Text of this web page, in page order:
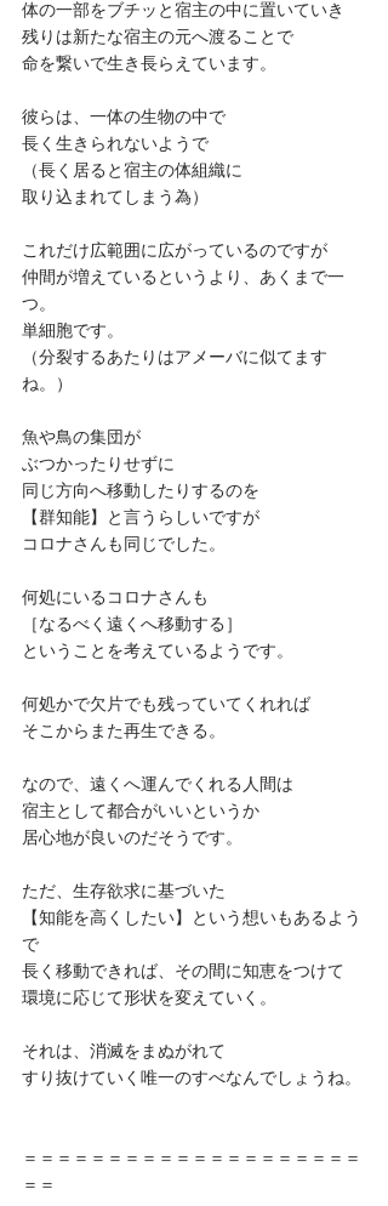
体の一部をブチッと宿主の中に置いていき
残りは新たな宿主の元へ渡ることで
命を繋いで生き長らえています。
彼らは、一体の生物の中で
長く生きられないようで
（長く居ると宿主の体組織に
取り込まれてしまう為）
これだけ広範囲に広がっているのですが
仲間が増えているというより、あくまで一
つ。
単細胞です。
（分裂するあたりはアメーバに似てます
ね。）
魚や鳥の集団が
ぶつかったりせずに
同じ方向へ移動したりするのを
【群知能】と言うらしいですが
コロナさんも同じでした。
何処にいるコロナさんも
［なるべく遠くへ移動する］
ということを考えているようです。
何処かで欠片でも残っていてくれれば
そこからまた再生できる。
なので、遠くへ運んでくれる人間は
宿主として都合がいいというか
居心地が良いのだそうです。
ただ、生存欲求に基づいた
【知能を高くしたい】という想いもあるよう
で
長く移動できれば、その間に知恵をつけて
環境に応じて形状を変えていく。
それは、消滅をまぬがれて
すり抜けていく唯一のすべなんでしょうね。
＝＝＝＝＝＝＝＝＝＝＝＝＝＝＝＝＝＝＝＝
＝＝